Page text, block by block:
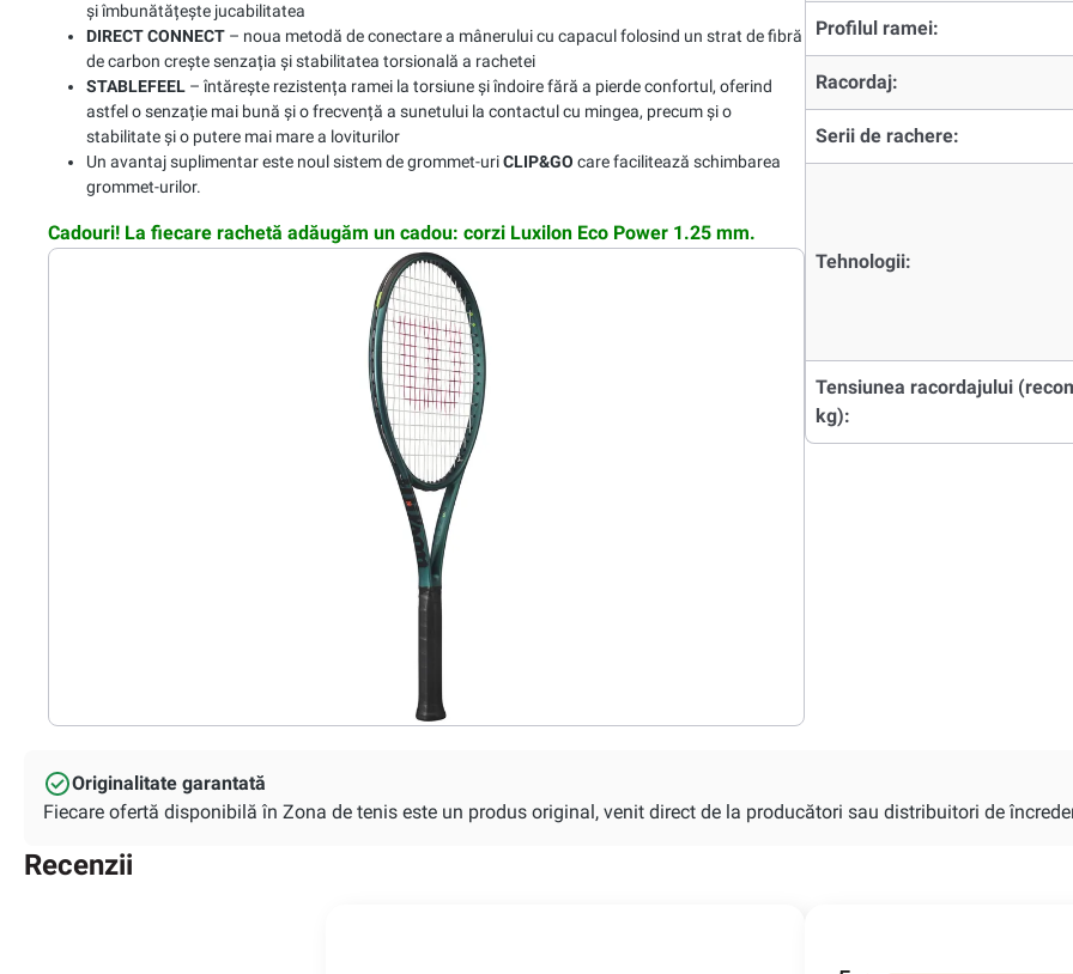
și îmbunătățește jucabilitatea
DIRECT CONNECT – noua metodă de conectare a mânerului cu capacul folosind un strat de fibră
de carbon crește senzația și stabilitatea torsională a rachetei
STABLEFEEL – întărește rezistența ramei la torsiune și îndoire fără a pierde confortul, oferind
astfel o senzație mai bună și o frecvență a sunetului la contactul cu mingea, precum și o
stabilitate și o putere mai mare a loviturilor
Un avantaj suplimentar este noul sistem de grommet-uriCLIP&GO care facilitează schimbarea
grommet-urilor.
Cadouri! La fiecare rachetă adăugăm un cadou: corzi Luxilon Eco Power 1.25 mm.
Profilul ramei:
Racordaj:
Serii de rachere:
Tehnologii:
Tensiunea racordajului
kg):
Originalitate garantată
Fiecare ofertă disponibilă în Zona de tenis este un produs original, venit direct de la producători sau distribuitori de
Recenzii